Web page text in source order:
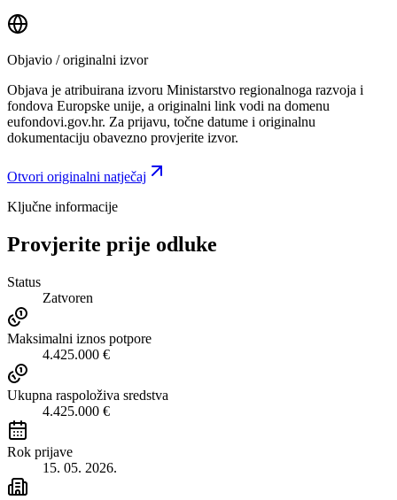
Objavio / originalni izvor
Objava je atribuirana izvoru Ministarstvo regionalnoga razvoja i
fondova Europske unije, a originalni link vodi na domenu
eufondovi.gov.hr. Za prijavu, točne datume i originalnu
dokumentaciju obavezno provjerite izvor.
Otvori originalni natječaj
Ključne informacije
Provjerite prije odluke
Status
Zatvoren
Maksimalni iznos potpore
4.425.000 €
Ukupna raspoloživa sredstva
4.425.000 €
Rok prijave
15. 05. 2026.